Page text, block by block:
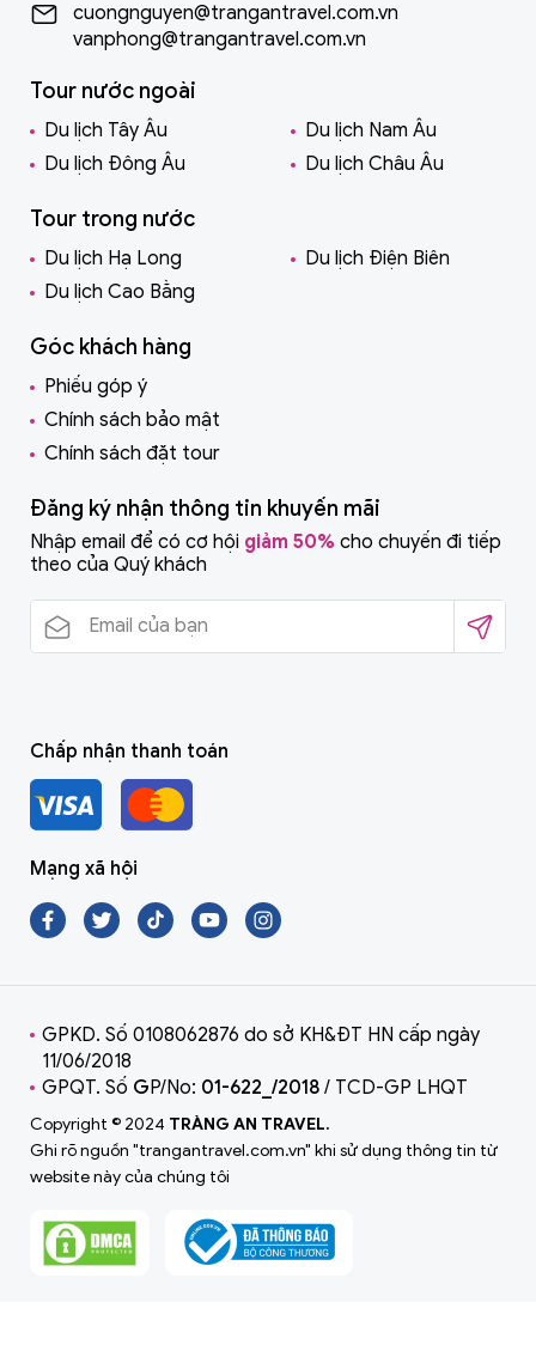
cuongnguyen@trangantravel.com.vn
vanphong@trangantravel.com.vn
Tour nước ngoài
Du lịch Tây Âu
Du lịch Nam Âu
Du lịch Đông Âu
Du lịch Châu Âu
Tour trong nước
Du lịch Hạ Long
Du lịch Điện Biên
Du lịch Cao Bằng
Góc khách hàng
Phiếu góp ý
Chính sách bảo mật
Chính sách đặt tour
Đăng ký nhận thông tin khuyến mãi
Nhập email để có cơ hội giảm 50% cho chuyến đi tiếp
theo của Quý khách
Chấp nhận thanh toán
Mạng xã hội
GPKD. Số 0108062876 do sở KH&ĐT HN cấp ngày
11/06/2018
GPQT. Số GP/No: 01-622_/2018 / TCD-GP LHQT
Copyright © 2024 TRÀNG AN TRAVEL.
Ghi rõ nguồn "trangantravel.com.vn" khi sử dụng thông tin từ
website này của chúng tôi